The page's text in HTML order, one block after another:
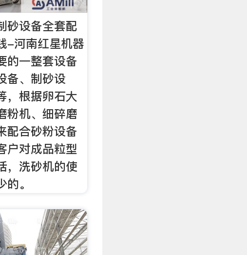
砂设备全套配
-河南红星机器
的一整套设备
备、制砂设
，根据卵石大
粉机、细碎磨
配合砂粉设备
户对成品粒型
，洗砂机的使
。